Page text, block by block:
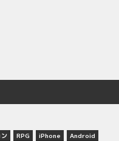
RPG iPhone Android